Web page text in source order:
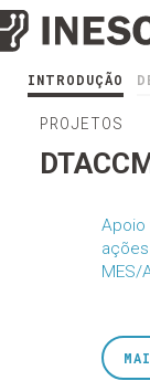
INTRODUÇÃO
PROJETOS
Apoio
MES/